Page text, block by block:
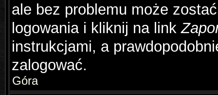
ale bez problemu może
logowania i kliknij na link
instrukcjami, a
zalogować.
Góra